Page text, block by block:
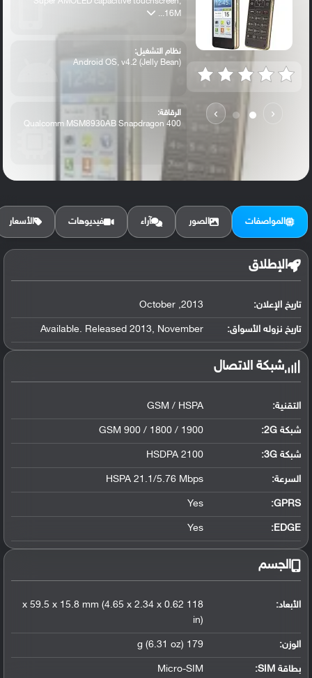
‹
›
16M...
نظام التشغيل:
Android OS, v4.2 (Jelly Bean)
الرقاقة:
Qualcomm MSM8930AB Snapdragon 400
الرام / التخزين:
المواصفات الصور آراء فيديوهات الأسعار
الإطلاق
تاريخ الإعلان: 2013, October
تاريخ نزوله الأسواق: Available. Released 2013, November
شبكة الاتصال
التقنية: GSM / HSPA
شبكة 2G: GSM 900 / 1800 / 1900
شبكة 3G :
HSDPA 2100
السرعة: HSPA 21.1/5.76 Mbps
GPRS:
Yes
EDGE:
Yes
الجسم
الأبعاد:
118 x 59.5 x 15.8 mm (4.65 x 2.34 x 0.62
in)
الوزن: 179 g (6.31 oz)
بطاقة SIM: Micro-SIM